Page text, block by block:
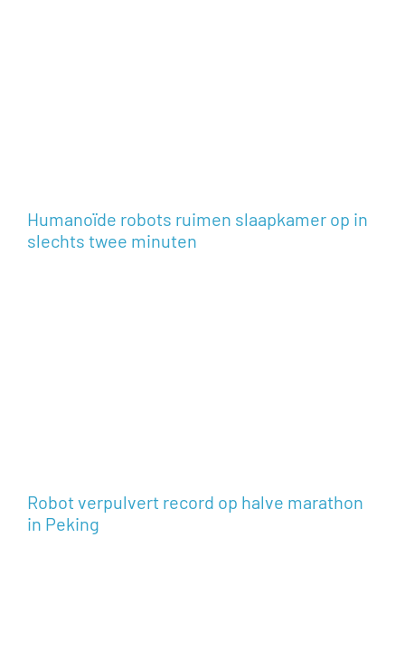
Humanoïde robots ruimen slaapkamer op in
slechts twee minuten
Robot verpulvert record op halve marathon
in Peking